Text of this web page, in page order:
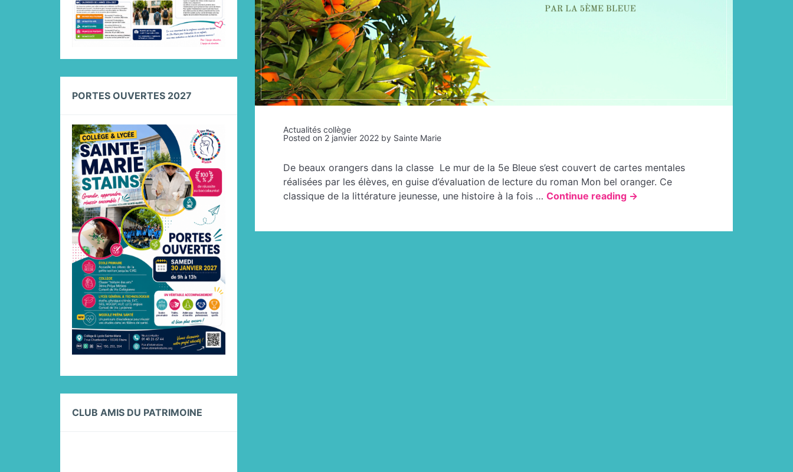
Actualités collège
Posted on 2 janvier 2022 by Sainte Marie
De beaux orangers dans la classe Le mur de la 5e Bleue s’est couvert de cartes mentales
réalisées par les élèves, en guise d’évaluation de lecture du roman Mon bel oranger. Ce
classique de la littérature jeunesse, une histoire à la fois … Continue reading« De
→
PORTES OUVERTES 2027
CLUB AMIS DU PATRIMOINE